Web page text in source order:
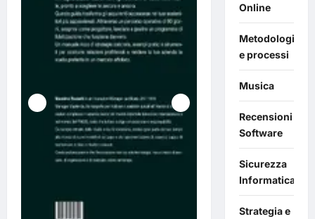
Online
Metodologie
e processi
Musica
Recensioni
Software
Sicurezza
Informatica
Strategia e